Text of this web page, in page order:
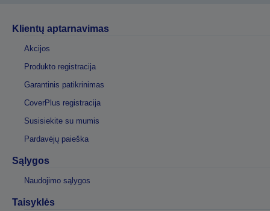
Klientų aptarnavimas
Akcijos
Produkto registracija
Garantinis patikrinimas
CoverPlus registracija
Susisiekite su mumis
Pardavėjų paieška
Sąlygos
Naudojimo sąlygos
Taisyklės